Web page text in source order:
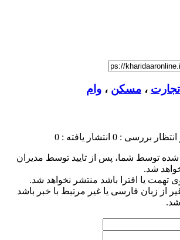
، مسکن ، وام
انتظار بررسی : 0 انتشار یافته : 0
توسط شما، پس از تایید توسط مدیران
شد.
تهمت یا افترا باشد منتشر نخواهد شد.
از زبان فارسی یا غیر مرتبط با خبر باشد
شد.